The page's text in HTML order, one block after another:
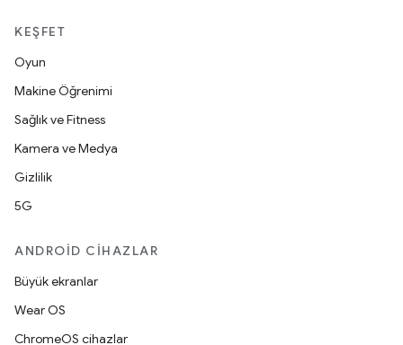
KEŞFET
Oyun
Makine Öğrenimi
Sağlık ve Fitness
Kamera ve Medya
Gizlilik
5G
ANDROID CIHAZLAR
Büyük ekranlar
Wear OS
ChromeOS cihazlar